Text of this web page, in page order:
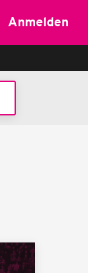
Anmelden